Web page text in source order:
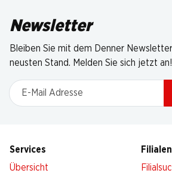
Newsletter
Bleiben Sie mit dem Denner
neusten Stand. Melden Sie sich jetzt an!
E-Mail Adresse
Services
Übersicht
Filialen